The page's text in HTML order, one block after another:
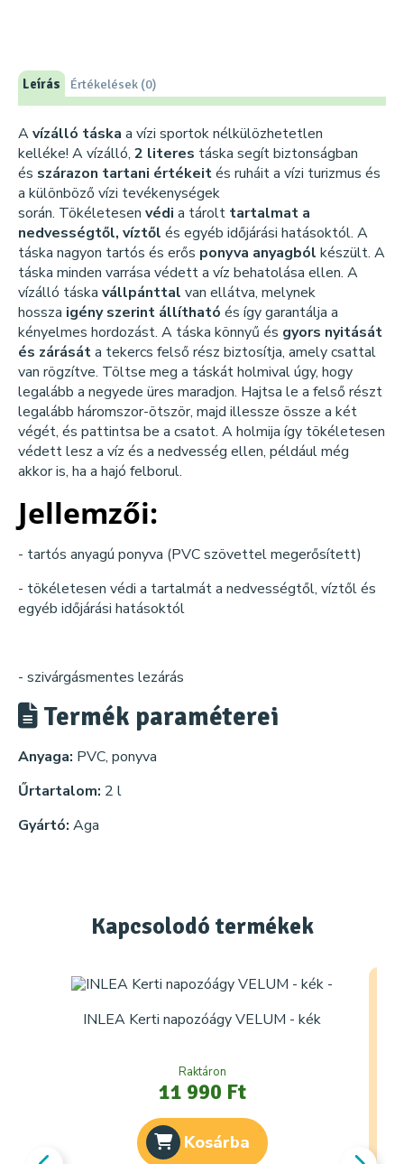
Leírás Értékelések (0)
Avízálló táska a vízi sportok nélkülözhetetlen
kelléke! A vízálló, 2 literes táska segít biztonságban
és szárazon tartani értékeités ruháit a vízi turizmus és
a különböző vízi tevékenységek
során. Tökéletesen védi a tárolt tartalmat a
nedvességtől, víztől és egyéb időjárási hatásoktól. A
táska nagyon tartós és erős ponyva anyagból készült. A
táska minden varrása védett a víz behatolása ellen. A
vízálló táska vállpánttal van ellátva, melynek
hossza igény szerint állítható és így garantálja a
kényelmes hordozást. A táska könnyű és gyors nyitását
és zárásáta tekercs felső rész biztosítja, amely csattal
van rögzítve. Töltse meg a táskát holmival úgy, hogy
legalább a negyede üres maradjon. Hajtsa le a felső részt
legalább háromszor-ötször, majd illessze össze a két
végét, és pattintsa be a csatot. A holmija így tökéletesen
védett lesz a víz és a nedvesség ellen, például még
akkor is, ha a hajó felborul.
Jellemzői:
- tartós anyagú ponyva (PVC szövettel megerősített)
- tökéletesen védi a tartalmát a nedvességtől, víztől és
egyéb időjárási hatásoktól
- szivárgásmentes lezárás
Termék paraméterei
Anyaga: PVC, ponyva
Űrtartalom: 2 l
Gyártó: Aga
Kapcsolodó termékek
INLEA Kerti napozóágy VELUM - kék
Raktáron
11 990 Ft
Kosárba